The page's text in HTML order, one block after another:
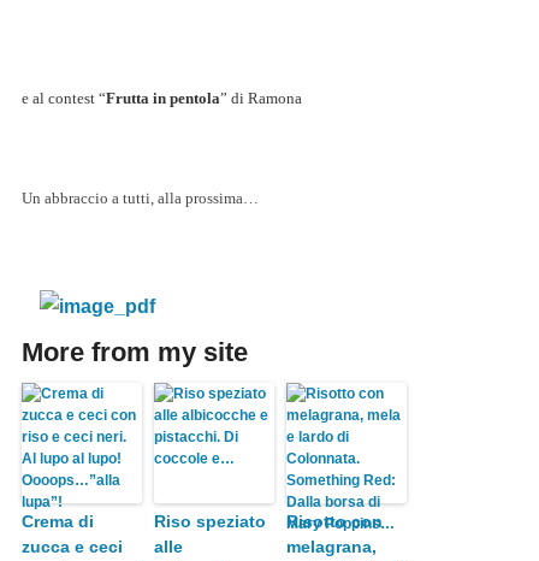
e al contest “Frutta in pentola” di Ramona
Un abbraccio a tutti, alla prossima…
More from my site
Crema di
zucca e ceci
Riso speziato
alle
Risotto con
melagrana,